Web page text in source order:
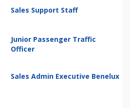
Sales Support Staff
Junior Passenger Traffic
Officer
Sales Admin Executive Benelux